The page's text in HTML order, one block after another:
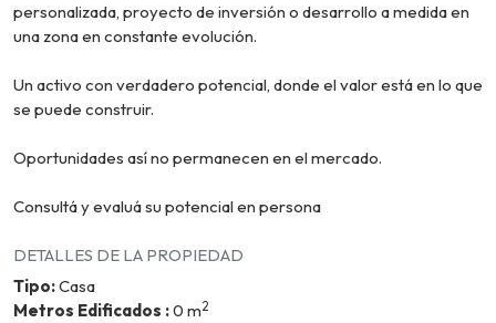
personalizada, proyecto de inversión o desarrollo a medida en
una zona en constante evolución.
Un activo con verdadero potencial, donde el valor está en lo que
se puede construir.
Oportunidades así no permanecen en el mercado.
Consultá y evaluá su potencial en persona
DETALLES DE LA PROPIEDAD
Tipo:Casa
Metros Edificados :0 m2